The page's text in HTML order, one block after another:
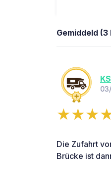
Gemiddeld
Die Zufahrt
Brücke ist